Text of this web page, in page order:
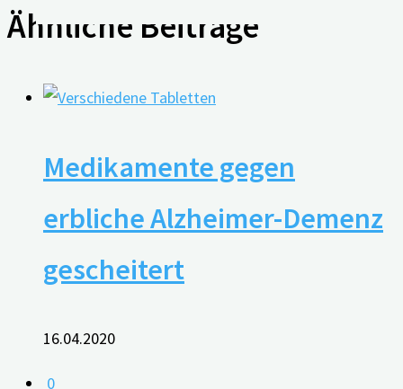
Ähnliche Beiträge
Medikamente gegen
erbliche Alzheimer-Demenz
gescheitert
16.04.2020
0